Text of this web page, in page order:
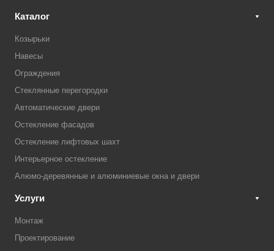
Каталог
Козырьки
Навесы
Ограждения
Стеклянные перегородки
Автоматические двери
Остекление фасадов
Остекление лифтовых шахт
Интерьерное остекление
Алюмо-деревянные и алюминиевые окна и двери
Услуги
Монтаж
Проектирование